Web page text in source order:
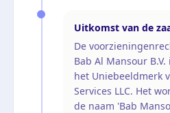
Uitkomst van de
De
Bab Al Mansour
het Uniebeeldmerk
Services LLC. Het
de naam 'Bab